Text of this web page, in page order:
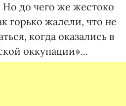
Но до чего же жестоко
горько жалели, что не
когда оказались в
оккупации»...